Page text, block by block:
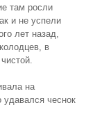
там росли
и не успели
лет назад,
в
на
удавался чеснок